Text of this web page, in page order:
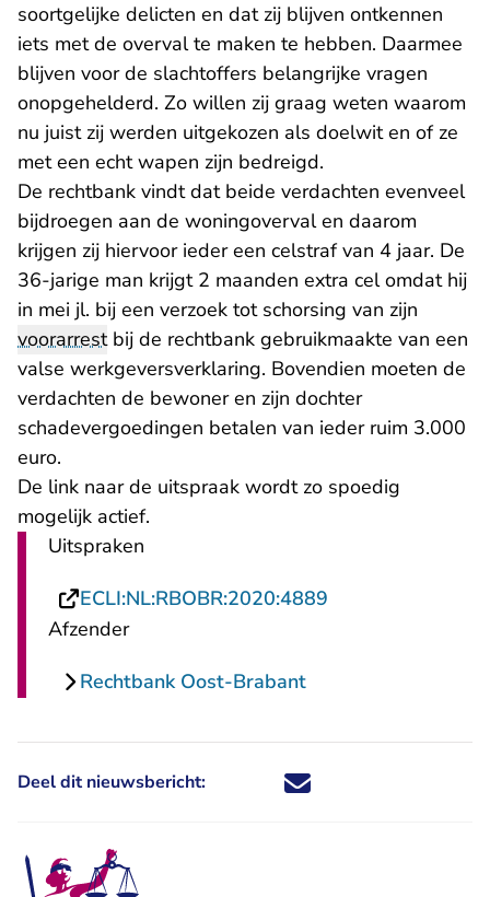
soortgelijke delicten en dat zij blijven ontkennen
iets met de overval te maken te hebben. Daarmee
blijven voor de slachtoffers belangrijke vragen
onopgehelderd. Zo willen zij graag weten waarom
nu juist zij werden uitgekozen als doelwit en of ze
met een echt wapen zijn bedreigd.
De rechtbank vindt dat beide verdachten evenveel
bijdroegen aan de woningoverval en daarom
krijgen zij hiervoor ieder een celstraf van 4 jaar. De
36-jarige man krijgt 2 maanden extra cel omdat hij
in mei jl. bij een verzoek tot schorsing van zijn
voorarrestbij de rechtbank gebruikmaakte van een
valse werkgeversverklaring. Bovendien moeten de
verdachten de bewoner en zijn dochter
schadevergoedingen betalen van ieder ruim 3.000
euro.
De link naar de uitspraak wordt zo spoedig
mogelijk actief.
Uitspraken
ECLI:NL:RBOBR:2020:4889
Afzender
Rechtbank Oost-Brabant
Deel dit nieuwsbericht: Deel dit nieuwsbericht via X -
Deel dit nieuwsbericht via
Deel dit nieuwsbericht
Deel dit